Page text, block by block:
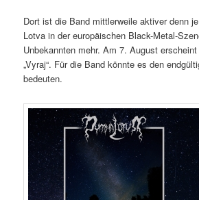
Dort ist die Band mittlerweile aktiver denn
Lotva in der europäischen Black-Metal-
Unbekannten mehr. Am 7. August
„Vyraj“. Für die Band könnte es den
bedeuten.